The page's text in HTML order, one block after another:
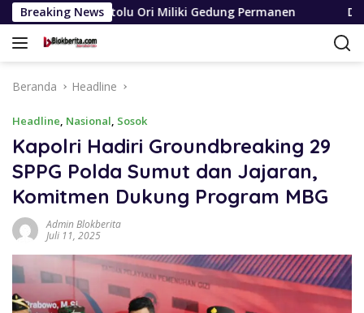
Langsung
ke
konten
Breaking News
Ori Miliki Gedung Permanen Dinas SDABMBK
Beranda Headline
Headline, Nasional, Sosok
Kapolri Hadiri Groundbreaking 29
SPPG Polda Sumut dan Jajaran,
Komitmen Dukung Program MBG
Admin Blokberita
Juli 11, 2025